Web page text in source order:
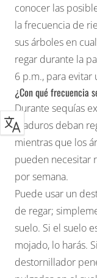
conocer las
la frecuencia de
sus árboles en
regar durante la
6 p.m., para evitar
¿Con qué frecuencia
Durante sequías
maduros deban
mientras que los
pueden necesitar
por semana.
Puede usar un
de regar;
suelo. Si el suelo
mojado, lo harás.
destornillador